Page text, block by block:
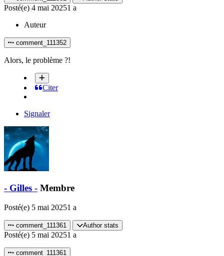
Posté(e) 4 mai 20251 a
Auteur
comment_111352
Alors, le problème ?!
Citer
Signaler
- Gilles - Membre
Posté(e) 5 mai 20251 a
comment_111361 Author stats
Posté(e) 5 mai 20251 a
comment_111361